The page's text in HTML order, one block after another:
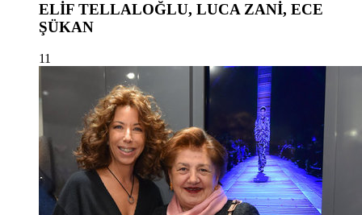
ELİF TELLALOĞLU, LUCA ZANİ, ECE
ŞÜKAN
11